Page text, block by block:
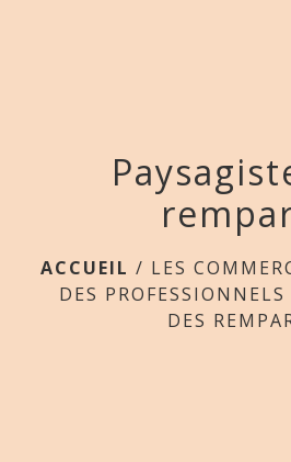
ACCUEIL / LES
DES PROFESSIONNELS
DES